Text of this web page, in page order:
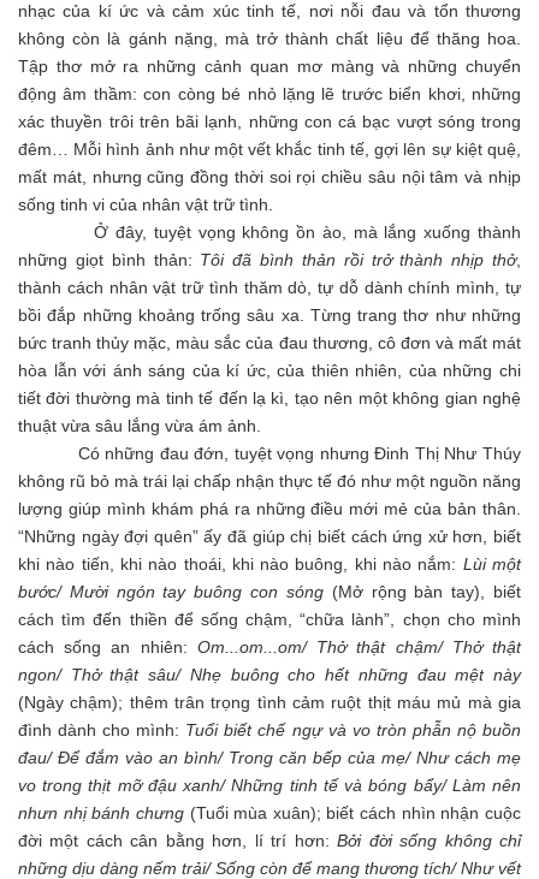
nhạc của kí ức và cảm xúc tinh tế, nơi nỗi đau và tổn thương
không còn là gánh nặng, mà trở thành chất liệu để thăng hoa.
Tập thơ mở ra những cảnh quan mơ màng và những chuyển
động âm thầm: con còng bé nhỏ lặng lẽ trước biển khơi, những
xác thuyền trôi trên bãi lạnh, những con cá bạc vượt sóng trong
đêm… Mỗi hình ảnh như một vết khắc tinh tế, gợi lên sự kiệt quệ,
mất mát, nhưng cũng đồng thời soi rọi chiều sâu nội tâm và nhịp
sống tinh vi của nhân vật trữ tình.
Ở đây, tuyệt vọng không ồn ào, mà lắng xuống thành
những giọt bình thản: Tôi đã bình thản rồi trở thành nhịp thở,
thành cách nhân vật trữ tình thăm dò, tự dỗ dành chính mình, tự
bồi đắp những khoảng trống sâu xa. Từng trang thơ như những
bức tranh thủy mặc, màu sắc của đau thương, cô đơn và mất mát
hòa lẫn với ánh sáng của kí ức, của thiên nhiên, của những chi
tiết đời thường mà tinh tế đến lạ kì, tạo nên một không gian nghệ
thuật vừa sâu lắng vừa ám ảnh.
Có những đau đớn, tuyệt vọng nhưng Đinh Thị Như Thúy
không rũ bỏ mà trái lại chấp nhận thực tế đó như một nguồn năng
lượng giúp mình khám phá ra những điều mới mẻ của bản thân.
“Những ngày đợi quên” ấy đã giúp chị biết cách ứng xử hơn, biết
khi nào tiến, khi nào thoái, khi nào buông, khi nào nắm: Lùi một
bước/ Mười ngón tay buông con sóng (Mở rộng bàn tay), biết
cách tìm đến thiền để sống chậm, “chữa lành”, chọn cho mình
cách sống an nhiên: Om...om...om/ Thở thật chậm/ Thở thật
ngon/ Thở thật sâu/ Nhẹ buông cho hết những đau mệt này
(Ngày chậm); thêm trân trọng tình cảm ruột thịt máu mủ mà gia
đình dành cho mình: Tuổi biết chế ngự và vo tròn phẫn nộ buồn
đau/ Để đắm vào an bình/ Trong căn bếp của mẹ/ Như cách mẹ
vo trong thịt mỡ đậu xanh/ Những tinh tế và bóng bẩy/ Làm nên
nhưn nhị bánh chưng(Tuổi mùa xuân); biết cách nhìn nhận cuộc
đời một cách cân bằng hơn, lí trí hơn:Bởi đời sống không chỉ
những dịu dàng nếm trải/ Sống còn để mang thương tích/ Như vết